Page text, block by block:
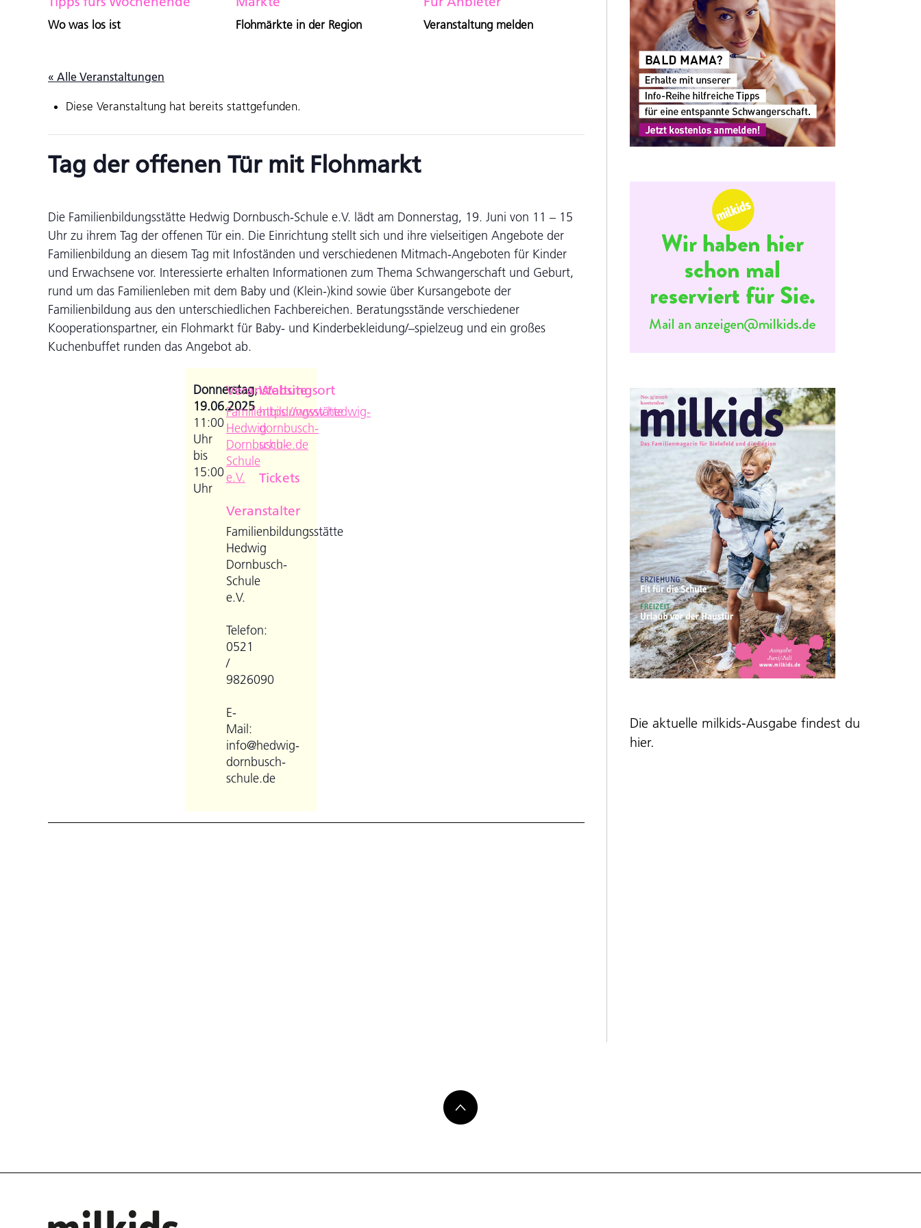
Wo was los ist Flohmärkte in der Region Veranstaltung melden
« Alle Veranstaltungen
Diese Veranstaltung hat bereits stattgefunden.
Tag der offenen Tür mit Flohmarkt
Die Familienbildungsstätte Hedwig Dornbusch-Schule e.V. lädt am Donnerstag, 19. Juni von 11 – 15
Uhr zu ihrem Tag der offenen Tür ein. Die Einrichtung stellt sich und ihre vielseitigen Angebote der
Familienbildung an diesem Tag mit Infoständen und verschiedenen Mitmach-Angeboten für Kinder
und Erwachsene vor. Interessierte erhalten Informationen zum Thema Schwangerschaft und Geburt,
rund um das Familienleben mit dem Baby und (Klein-)kind sowie über Kursangebote der
Familienbildung aus den unterschiedlichen Fachbereichen. Beratungsstände verschiedener
Kooperationspartner, ein Flohmarkt für Baby- und Kinderbekleidung/–spielzeug und ein großes
Kuchenbuffet runden das Angebot ab.
Donnerstag,
19.06.2025
11:00
Uhr
bis
15:00
Uhr
Veranstaltungsort
Familienbildungsstätte
Hedwig
Dornbusch-
Schule
e.V.
Veranstalter
Familienbildungsstätte
Hedwig
Dornbusch-
Schule
e.V.
Telefon:
0521
/
9826090
E-
Mail:
info@hedwig-
dornbusch-
schule.de
Website
https://www.hedwig-
dornbusch-
schule.de
Tickets
Die aktuelle milkids-Ausgabe findest du
hier.